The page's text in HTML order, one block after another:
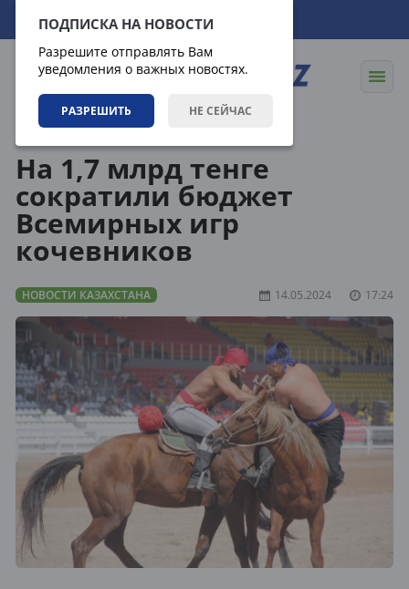
ПОДПИСКА НА НОВОСТИ
Разрешите отправлять Вам
уведомления о важных новостях.
РАЗРЕШИТЬ НЕ СЕЙЧАС
07.08.2026 21:25:21
На 1,7 млрд тенге
сократили бюджет
Всемирных игр
кочевников
НОВОСТИ КАЗАХСТАНА 14.05.2024 17:24